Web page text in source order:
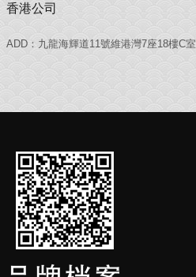
香港公司
ADD：九龍海輝道11號維港灣7座18樓C室